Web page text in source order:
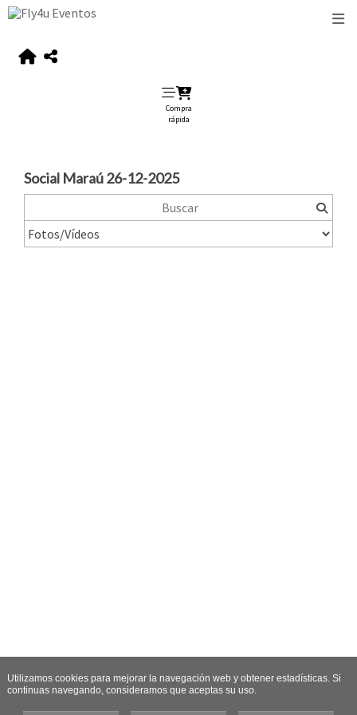
Compra
rápida
Social Maraú 26-12-2025
Utilizamos cookies para mejorar la navegación web y obtener estadísticas. Si
continuas navegando, consideramos que aceptas su uso.